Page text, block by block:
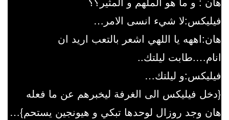
فيليكس:لا شيء انسى الامر…
هان:اههه يا اللهي اشعر بالتعب اريد ان
انام….طابت ليلتك..
فيليكس:و ليلتك…
{دخل فيليكس الى الغرفة ليخبرهم عن ما فعله
هان وجد روزال لوحدها تبكي و هيونجين يستحم}…